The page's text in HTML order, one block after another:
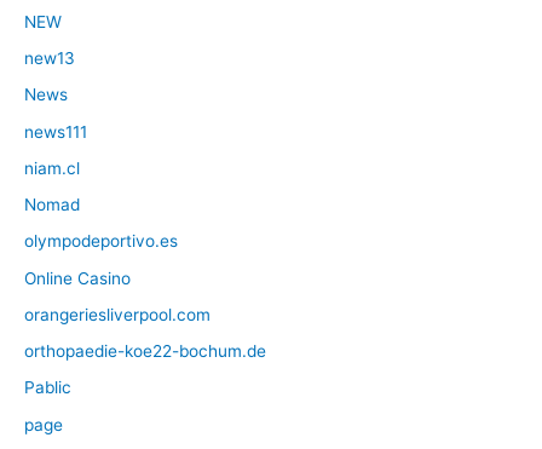
NEW
new13
News
news111
niam.cl
Nomad
olympodeportivo.es
Online Casino
orangeriesliverpool.com
orthopaedie-koe22-bochum.de
Pablic
page